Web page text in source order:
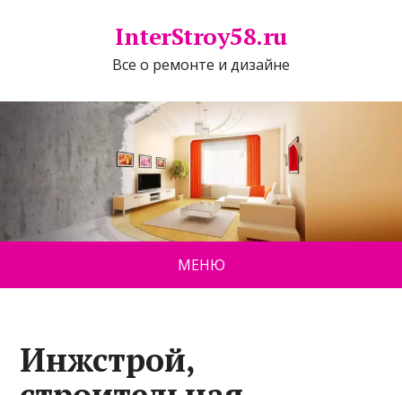
InterStroy58.ru
Все о ремонте и дизайне
МЕНЮ
Инжстрой,